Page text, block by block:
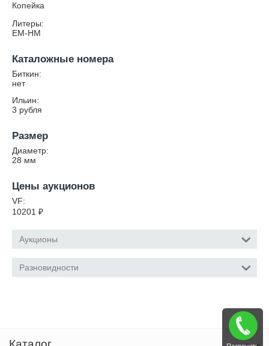
Копейка
Литеры:
ЕМ-НМ
Каталожные номера
Биткин:
нет
Ильин:
3 рубля
Размер
Диаметр:
28 мм
Цены аукционов
VF:
10201 ₽
Аукционы
Разновидности